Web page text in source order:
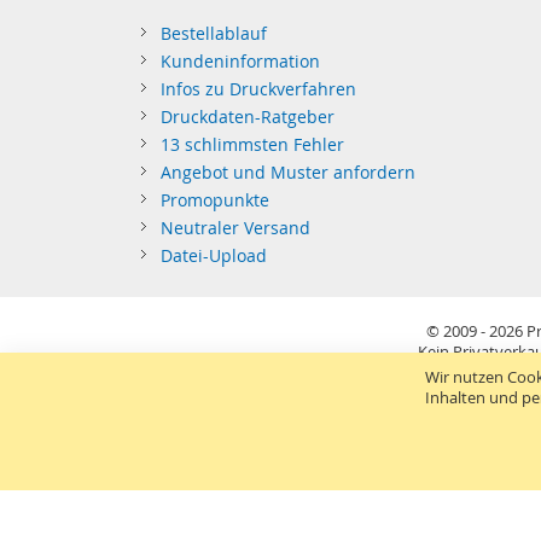
Bestellablauf
Kundeninformation
Infos zu Druckverfahren
Druckdaten-Ratgeber
13 schlimmsten Fehler
Angebot und Muster anfordern
Promopunkte
Neutraler Versand
Datei-Upload
© 2009 - 2026
Kein
Sie richten sich nur an gewerblichen Bedarf (§14
Wir nutzen
Inhalten und